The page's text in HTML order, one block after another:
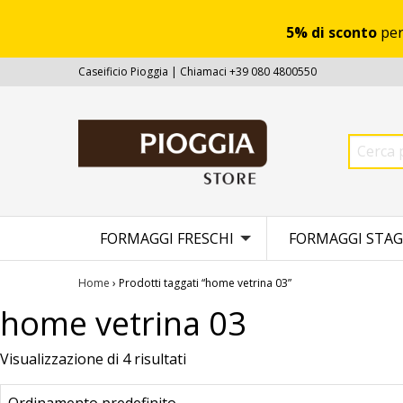
5% di sconto
Caseificio Pioggia | Chiamaci +39 080 4800550
FORMAGGI FRESCHI FORMAGGI
Home › Prodotti taggati “home vetrina 03”
home vetrina 03
Visualizzazione di 4 risultati